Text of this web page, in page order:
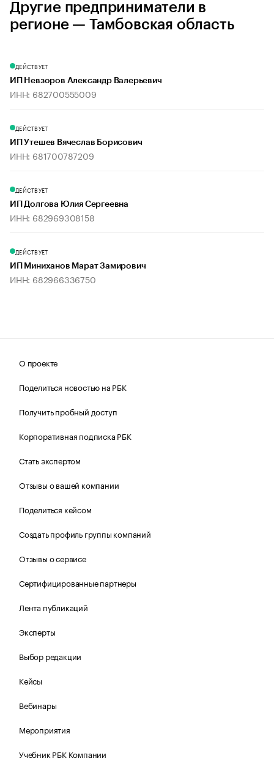
Другие предприниматели в
регионе — Тамбовская область
ДЕЙСТВУЕТ
ИП Невзоров Александр Валерьевич
ИНН: 682700555009
ДЕЙСТВУЕТ
ИП Утешев Вячеслав Борисович
ИНН: 681700787209
ДЕЙСТВУЕТ
ИП Долгова Юлия Сергеевна
ИНН: 682969308158
ДЕЙСТВУЕТ
ИП Миниханов Марат Замирович
ИНН: 682966336750
О проекте
Поделиться новостью на РБК
Получить пробный доступ
Корпоративная подписка РБК
Стать экспертом
Отзывы о вашей компании
Поделиться кейсом
Создать профиль группы компаний
Отзывы о сервисе
Сертифицированные партнеры
Лента публикаций
Эксперты
Выбор редакции
Кейсы
Вебинары
Мероприятия
Учебник РБК Компании